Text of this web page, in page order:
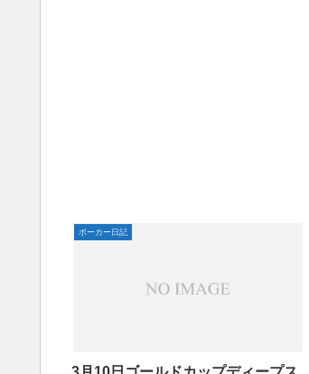
ポーカー日記